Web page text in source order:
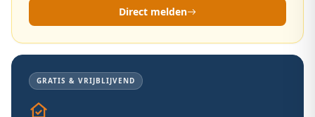
Direct melden
GRATIS & VRIJBLIJVEND